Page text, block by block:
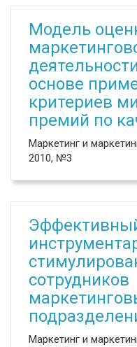
Модель
основе
критериев
премий по
Маркетинг и
2010, №3
сотрудников
Маркетинг и